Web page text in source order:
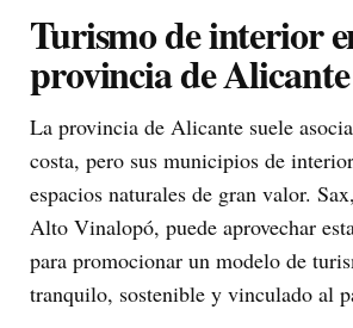
Turismo de interior
provincia de Alicante
La provincia de Alicante suele
costa, pero sus municipios de
espacios naturales de gran valor.
Alto Vinalopó, puede aprovechar
para promocionar un modelo de
tranquilo, sostenible y vinculado al